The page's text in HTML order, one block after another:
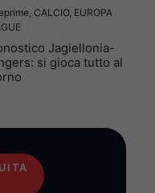
CALCIO, EUROPA
Jagiellonia-
si gioca tutto al